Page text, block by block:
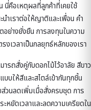
นี่คือเหตุผลที่ลูกค้าที่เคยใช้
นำเราต่อให้ญาติและเพื่อน คำ
ย่างยั่งยืน การลงทุนในความ
เวลาเป็นกลยุทธ์หลักของเรา
ารถสั่งคู่กับดอกไม้ไว้อาลัย สีขาว
บให้สีและสไตล์เข้ากันทุกชิ้น
วนลดเพิ่มเมื่อสั่งครบชุด การ
หยัดเวลาและลดความเครียดใน